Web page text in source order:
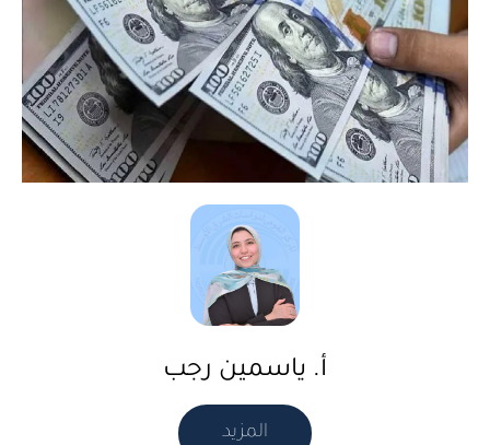
أ. ياسمين رجب
المزيد